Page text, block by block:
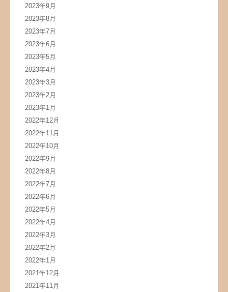
2023年9月
2023年8月
2023年7月
2023年6月
2023年5月
2023年4月
2023年3月
2023年2月
2023年1月
2022年12月
2022年11月
2022年10月
2022年9月
2022年8月
2022年7月
2022年6月
2022年5月
2022年4月
2022年3月
2022年2月
2022年1月
2021年12月
2021年11月